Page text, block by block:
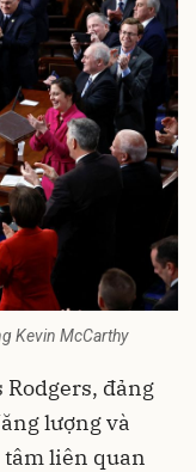
Kevin McCarthy
đảng
lượng và
liên quan